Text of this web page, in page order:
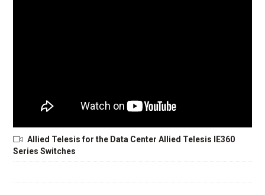
Allied Telesis for the Data Center Allied Telesis IE360
Series Switches